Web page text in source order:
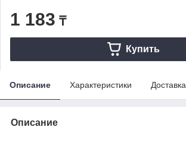
1 183 ₸
Купить
Описание Характеристики Доставка
Описание